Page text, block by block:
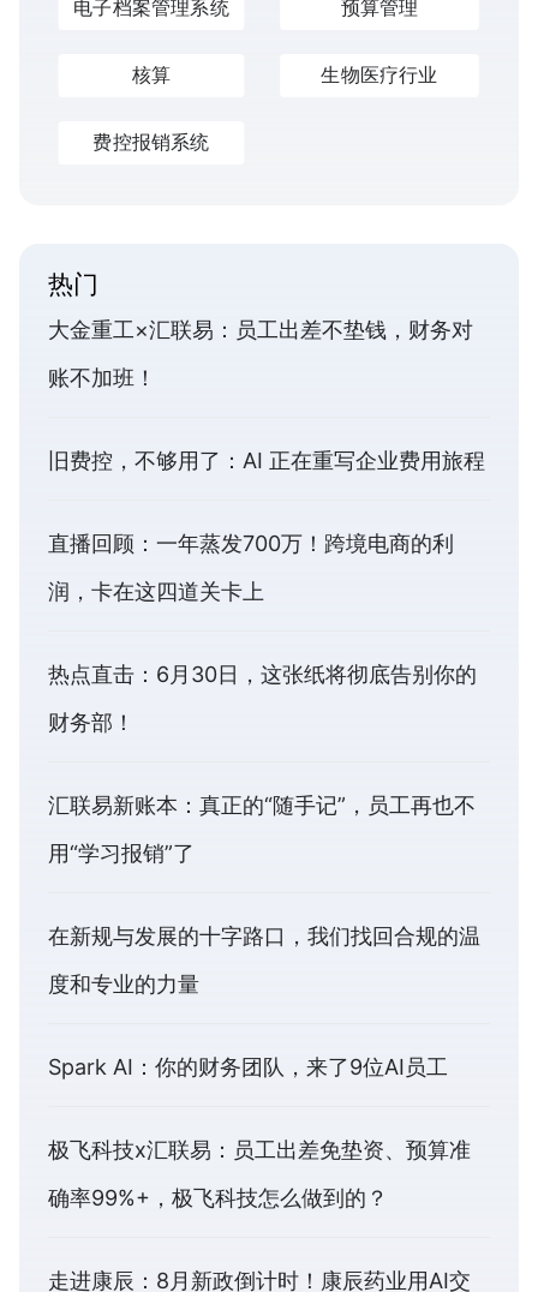
电子档案管理系统 预算管理
核算 生物医疗行业
费控报销系统
热门
大金重工×汇联易：员工出差不垫钱，财务对
账不加班！
旧费控，不够用了：AI 正在重写企业费用旅程
直播回顾：一年蒸发700万！跨境电商的利
润，卡在这四道关卡上
热点直击：6月30日，这张纸将彻底告别你的
财务部！
汇联易新账本：真正的“随手记”，员工再也不
用“学习报销”了
在新规与发展的十字路口，我们找回合规的温
度和专业的力量
Spark AI：你的财务团队，来了9位AI员工
极飞科技x汇联易：员工出差免垫资、预算准
确率99%+，极飞科技怎么做到的？
走进康辰：8月新政倒计时！康辰药业用AI交